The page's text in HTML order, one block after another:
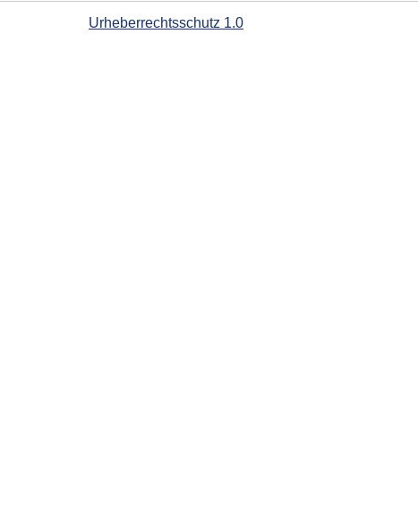
Urheberrechtsschutz 1.0